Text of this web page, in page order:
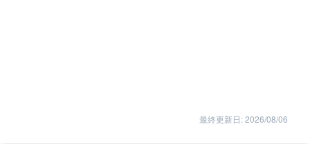
最終更新日: 2026/08/06